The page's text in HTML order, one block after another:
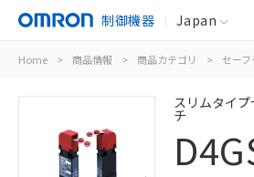
制御機器 Japan
Home > 商品情報 > 商品カテゴリ > セーフ
スリムタイ
チ